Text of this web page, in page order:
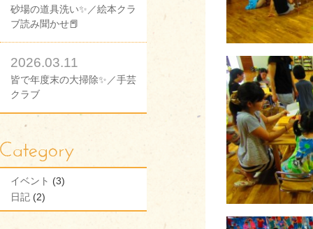
砂場の道具洗い✨／絵本クラ
ブ読み聞かせ📕
2026.03.11
皆で年度末の大掃除✨／手芸
クラブ
イベント (3)
日記 (2)